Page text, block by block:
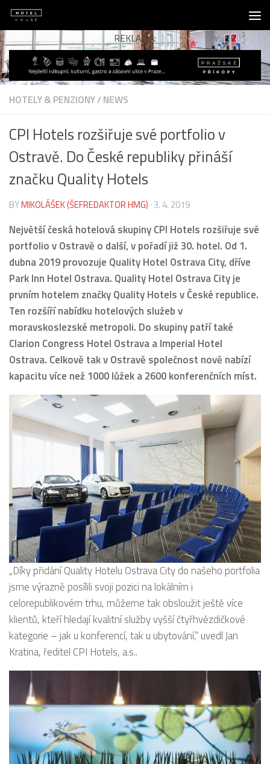
Skip to content
REKLAMA:
HOTELY & PENZIONY/NEWS
CPI Hotels rozšiřuje své portfolio v
Ostravě. Do České republiky přináší
značku Quality Hotels
BYMIKOLÁŠEK (ŠEFREDAKTOR HMG) · 3. 4. 2019
Největší česká hotelová skupiny CPI Hotels rozšiřuje své
portfolio v Ostravě o další, v pořadí již 30. hotel. Od 1.
dubna 2019 provozuje Quality Hotel Ostrava City, dříve
Park Inn Hotel Ostrava. Quality Hotel Ostrava City je
prvním hotelem značky Quality Hotels v České republice.
Ten rozšíří nabídku hotelových služeb v
moravskoslezské metropoli. Do skupiny patří také
Clarion Congress Hotel Ostrava a Imperial Hotel
Ostrava. Celkově tak v Ostravě společnost nově nabízí
kapacitu více než 1000 lůžek a 2600 konferenčních míst.
„Díky přidání Quality Hotelu Ostrava City do našeho portfolia
jsme výrazně posílili svoji pozici na lokálním i
celorepublikovém trhu, můžeme tak obsloužit ještě více
klientů, kteří hledají kvalitní služby vyšší čtyřhvězdičkové
kategorie – jak u konferencí, tak u ubytování,“ uvedl Jan
Kratina, ředitel CPI Hotels, a.s..